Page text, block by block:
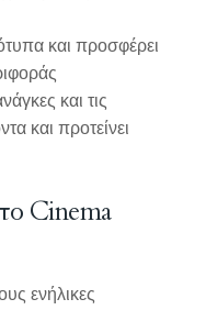
και προσφέρει
και τις
και προτείνει
Cinema
ενήλικες